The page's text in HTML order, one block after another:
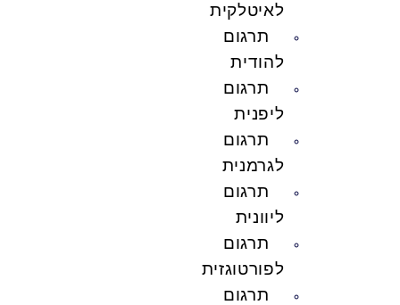
לאיטלקית
תרגום
להודית
תרגום
ליפנית
תרגום
לגרמנית
תרגום
ליוונית
תרגום
לפורטוגזית
תרגום